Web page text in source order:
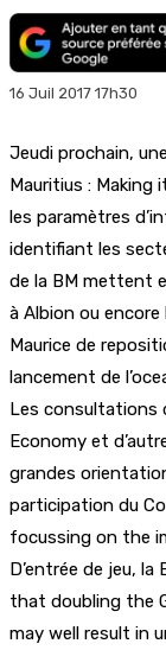
16 Juil 2017 17h30
Jeudi prochain,
Mauritius : Making
les paramètres
identifiant les
de la BM mettent
à Albion ou
Maurice de
lancement de
Les consultations
Economy et
grandes
participation du
focussing on the
D’entrée de jeu,
that doubling the
may well result in